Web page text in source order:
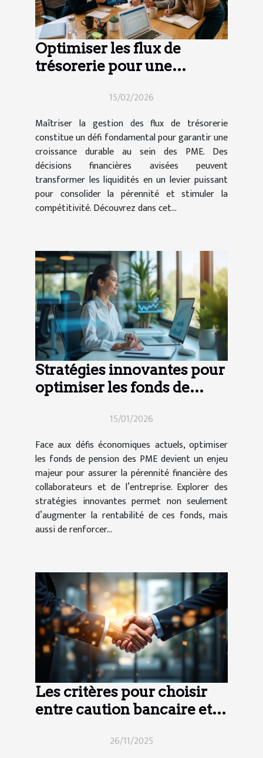
Optimiser les flux de
trésorerie pour une
15/02/2026
Maîtriser la gestion des flux de trésorerie
constitue un défi fondamental pour garantir une
croissance durable au sein des PME. Des
décisions financières avisées peuvent
transformer les liquidités en un levier puissant
pour consolider la pérennité et stimuler la
compétitivité. Découvrez dans cet...
Stratégies innovantes pour
optimiser les fonds de
15/01/2026
Face aux défis économiques actuels, optimiser
les fonds de pension des PME devient un enjeu
majeur pour assurer la pérennité financière des
collaborateurs et de l’entreprise. Explorer des
stratégies innovantes permet non seulement
d’augmenter la rentabilité de ces fonds, mais
aussi de renforcer...
Les critères pour choisir
entre caution bancaire et
26/11/2025